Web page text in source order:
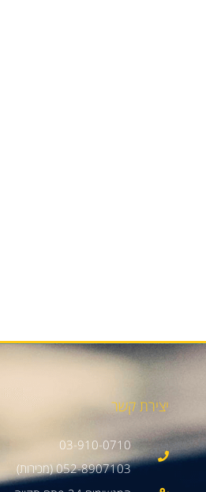
יצירת קשר
03-910-0710
052-8907103 (מכירות)